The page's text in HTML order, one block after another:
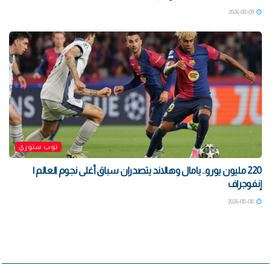
توب ستوري
220 مليون يورو.. يامال وهالاند يتصدران سباق أغلى نجوم العالم |
إنفوجراف